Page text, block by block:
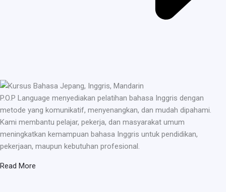
P.O.P Language menyediakan pelatihan bahasa Inggris dengan
metode yang komunikatif, menyenangkan, dan mudah dipahami.
Kami membantu pelajar, pekerja, dan masyarakat umum
meningkatkan kemampuan bahasa Inggris untuk pendidikan,
pekerjaan, maupun kebutuhan profesional.
Read More